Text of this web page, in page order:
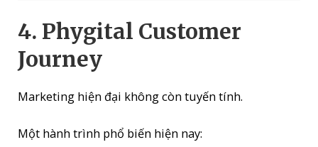
4. Phygital Customer
Journey
Marketing hiện đại không còn tuyến tính.
Một hành trình phổ biến hiện nay: